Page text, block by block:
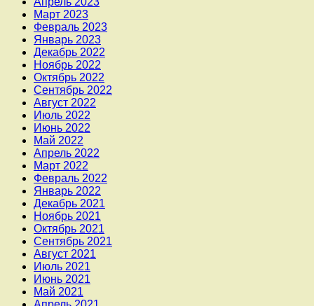
Март 2023
Февраль 2023
Январь 2023
Декабрь 2022
Ноябрь 2022
Октябрь 2022
Сентябрь 2022
Август 2022
Июль 2022
Июнь 2022
Май 2022
Апрель 2022
Март 2022
Февраль 2022
Январь 2022
Декабрь 2021
Ноябрь 2021
Октябрь 2021
Сентябрь 2021
Август 2021
Июль 2021
Июнь 2021
Май 2021